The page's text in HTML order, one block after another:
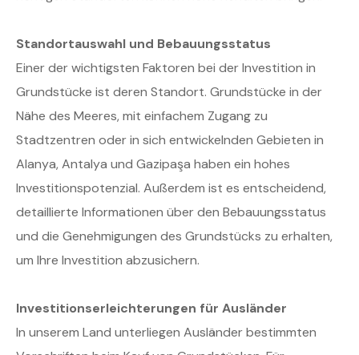
Standortauswahl und Bebauungsstatus
Einer der wichtigsten Faktoren bei der Investition in
Grundstücke ist deren Standort. Grundstücke in der
Nähe des Meeres, mit einfachem Zugang zu
Stadtzentren oder in sich entwickelnden Gebieten in
Alanya, Antalya und Gazipaşa haben ein hohes
Investitionspotenzial. Außerdem ist es entscheidend,
detaillierte Informationen über den Bebauungsstatus
und die Genehmigungen des Grundstücks zu erhalten,
um Ihre Investition abzusichern.
Investitionserleichterungen für Ausländer
In unserem Land unterliegen Ausländer bestimmten